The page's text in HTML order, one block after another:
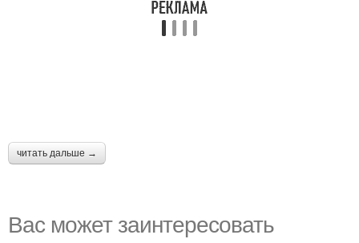
читать дальше →
Вас может заинтересовать